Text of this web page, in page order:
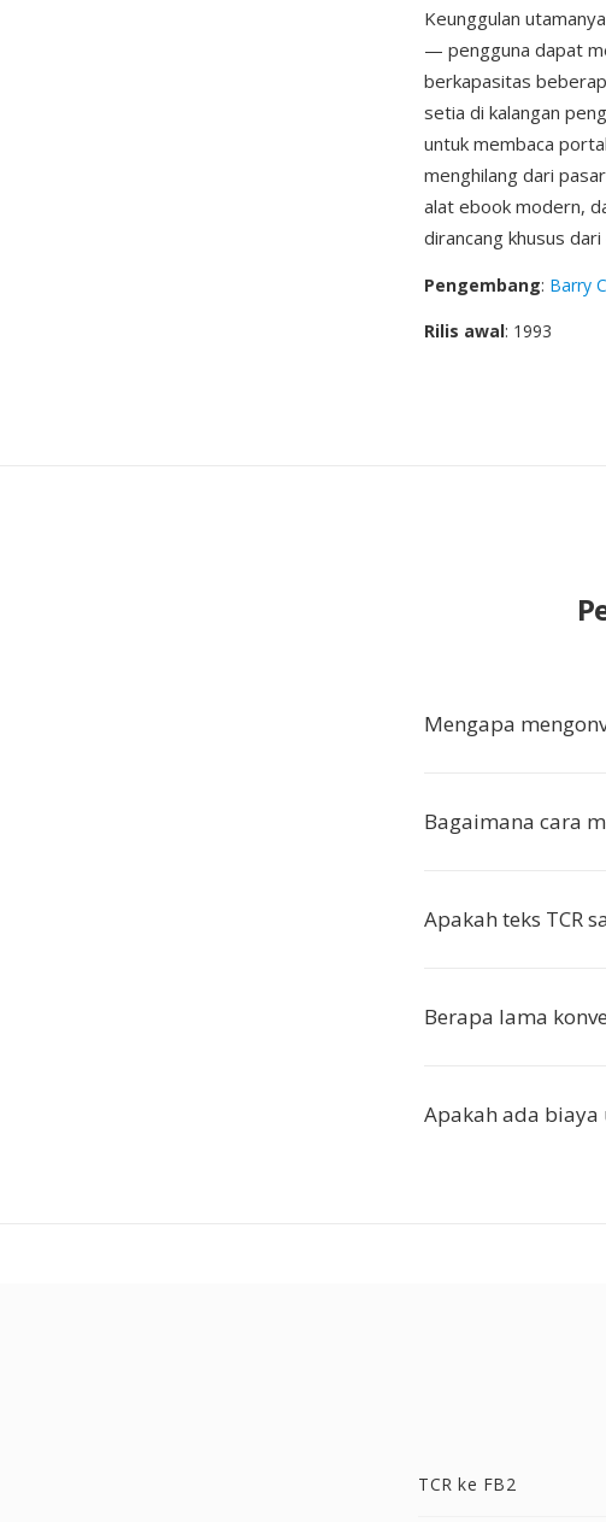
Keunggulan
— pengguna dapat
berkapasitas
setia di kalangan
untuk membaca
menghilang dari
alat ebook modern,
dirancang khusus
Pengembang: Barry
Rilis awal: 1993
Mengapa
Bagaimana cara
Apakah teks TCR
Berapa lama
Apakah ada biaya
TCR ke FB2